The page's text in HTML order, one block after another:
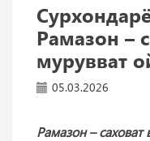
Рамазон –
мурувват
05.03.2026
Рамазон –